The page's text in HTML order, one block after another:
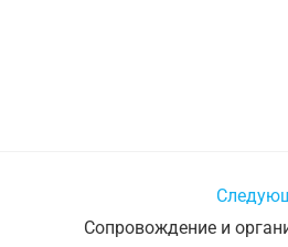
Сопровождение и